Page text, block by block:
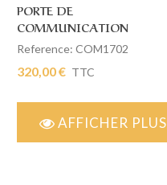
PORTE DE
COMMUNICATION
SIMPLE 59 X 198
Reference: COM1702
320,00 € TTC
AFFICHER PLUS